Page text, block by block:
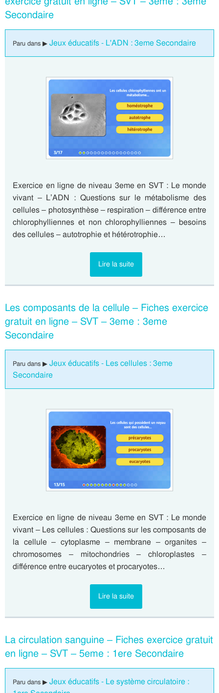
Secondaire
Paru dans ▶ Jeux éducatifs - L'ADN : 3eme Secondaire
Exercice en ligne de niveau 3eme en SVT : Le monde
vivant – L’ADN : Questions sur le métabolisme des
cellules – photosynthèse – respiration – différence entre
chlorophylliennes et non chlorophylliennes – besoins
des cellules – autotrophie et hétérotrophie…
Lire la suite
Les composants de la cellule – Fiches exercice
gratuit en ligne – SVT – 3eme : 3eme
Secondaire
Paru dans ▶ Jeux éducatifs - Les cellules : 3eme
Secondaire
Exercice en ligne de niveau 3eme en SVT : Le monde
vivant – Les cellules : Questions sur les composants de
la cellule – cytoplasme – membrane – organites –
chromosomes – mitochondries – chloroplastes –
différence entre eucaryotes et procaryotes…
Lire la suite
La circulation sanguine – Fiches exercice gratuit
en ligne – SVT – 5eme : 1ere Secondaire
Paru dans ▶ Jeux éducatifs - Le système circulatoire :